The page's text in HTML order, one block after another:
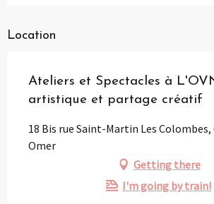
Location
Ateliers et Spectacles à
artistique et partage créatif
18 Bis rue Saint-Martin Les Colombes,
Omer
Getting there
I'm going by train!